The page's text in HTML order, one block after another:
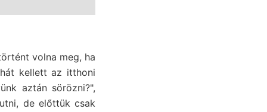
volna meg, ha
kellett az itthoni
aztán sörözni?",
de előttük csak